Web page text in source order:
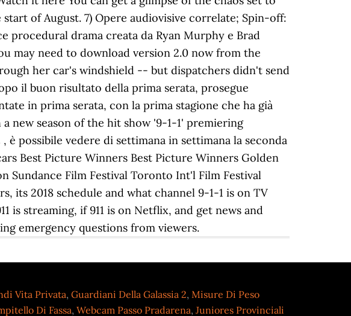
Vita Privata, Guardiani Della Galassia 2, Misure Di Peso
Di Fassa, Webcam Passo Pradarena, Juniores Provinciali